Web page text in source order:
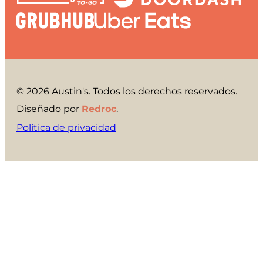
© 2026 Austin's. Todos los derechos reservados.
Diseñado por Redroc.
Política de privacidad